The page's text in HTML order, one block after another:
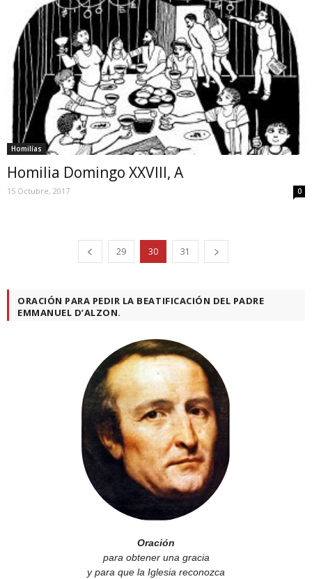
Homilías
Homilia Domingo XXVIII, A
15 Octubre, 2017 0
29 30 31
ORACIÓN PARA PEDIR LA BEATIFICACIÓN DEL PADRE
EMMANUEL D’ALZON.
Oración
para obtener una gracia
y para que la Iglesia reconozca